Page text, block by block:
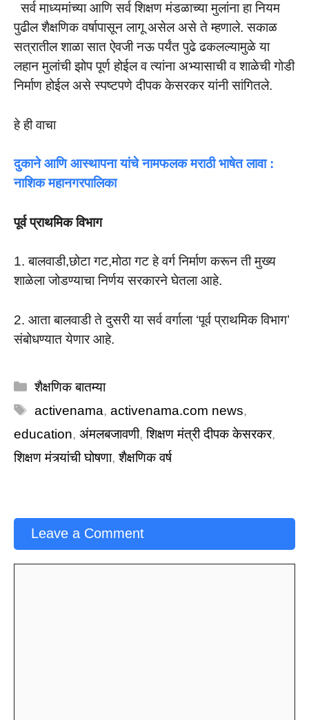
सर्व माध्यमांच्या आणि सर्व शिक्षण मंडळाच्या मुलांना हा नियम
पुढील शैक्षणिक वर्षापासून लागू असेल असे ते म्हणाले. सकाळ
सत्रातील शाळा सात ऐवजी नऊ पर्यंत पुढे ढकलल्यामुळे या
लहान मुलांची झोप पूर्ण होईल व त्यांना अभ्यासाची व शाळेची गोडी
निर्माण होईल असे स्पष्टपणे दीपक केसरकर यांनी सांगितले.
हे ही वाचा
दुकाने आणि आस्थापना यांचे नामफलक मराठी भाषेत लावा :
नाशिक महानगरपालिका
पूर्व प्राथमिक विभाग
1. बालवाडी,छोटा गट,मोठा गट हे वर्ग निर्माण करून ती मुख्य
शाळेला जोडण्याचा निर्णय सरकारने घेतला आहे.
2. आता बालवाडी ते दुसरी या सर्व वर्गाला ‘पूर्व प्राथमिक विभाग’
संबोधण्यात येणार आहे.
Categories
शैक्षणिक बातम्या
Tags
activenama,activenama.com news,
education, अंमलबजावणी,शिक्षण मंत्री दीपक केसरकर,
शिक्षण मंत्र्यांची घोषणा,शैक्षणिक वर्ष
Leave a Comment